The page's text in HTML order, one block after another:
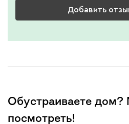
Добавить
Обустраиваете
посмотреть!